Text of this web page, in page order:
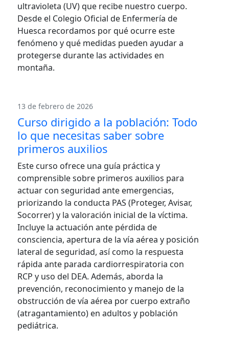
ultravioleta (UV) que recibe nuestro cuerpo.
Desde el Colegio Oficial de Enfermería de
Huesca recordamos por qué ocurre este
fenómeno y qué medidas pueden ayudar a
protegerse durante las actividades en
montaña.
13 de febrero de 2026
Curso dirigido a la población: Todo
lo que necesitas saber sobre
primeros auxilios
Este curso ofrece una guía práctica y
comprensible sobre primeros auxilios para
actuar con seguridad ante emergencias,
priorizando la conducta PAS (Proteger, Avisar,
Socorrer) y la valoración inicial de la víctima.
Incluye la actuación ante pérdida de
consciencia, apertura de la vía aérea y posición
lateral de seguridad, así como la respuesta
rápida ante parada cardiorrespiratoria con
RCP y uso del DEA. Además, aborda la
prevención, reconocimiento y manejo de la
obstrucción de vía aérea por cuerpo extraño
(atragantamiento) en adultos y población
pediátrica.